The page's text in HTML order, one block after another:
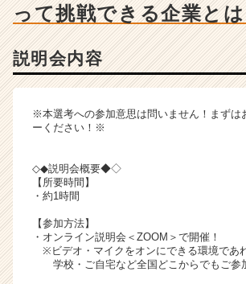
ン
チ
成
長
企
が
届
って挑戦できる企業とは
説明会内容
※本選考への参加意思は問いません！まずは
ーください！※
◇◆説明会概要◆◇
【所要時間】
・約1時間
【参加方法】
・オンライン説明会＜ZOOM＞で開催！
※ビデオ・マイクをオンにできる環境であれ
学校・ご自宅など全国どこからでもご参